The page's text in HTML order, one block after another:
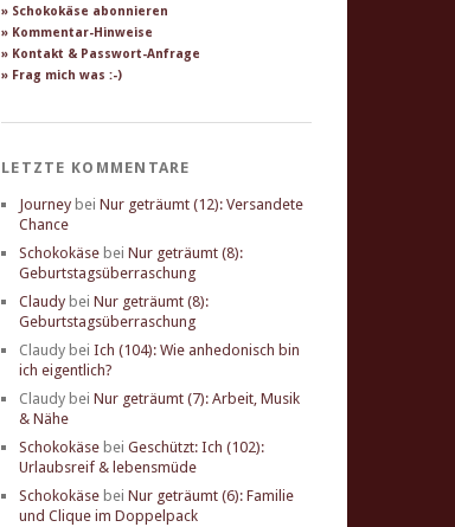
» Schokokäse abonnieren
» Kommentar-Hinweise
» Kontakt & Passwort-Anfrage
» Frag mich was :-)
LETZTE KOMMENTARE
Journey bei Nur geträumt (12): Versandete
Chance
Schokokäse bei Nur geträumt (8):
Geburtstagsüberraschung
Claudy bei Nur geträumt (8):
Geburtstagsüberraschung
Claudy bei Ich (104): Wie anhedonisch bin
ich eigentlich?
Claudy bei Nur geträumt (7): Arbeit, Musik
& Nähe
Schokokäse bei Geschützt: Ich (102):
Urlaubsreif & lebensmüde
Schokokäse bei Nur geträumt (6): Familie
und Clique im Doppelpack